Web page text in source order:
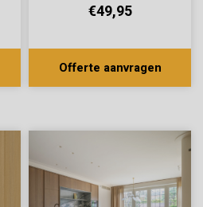
€49,95
Offerte aanvragen